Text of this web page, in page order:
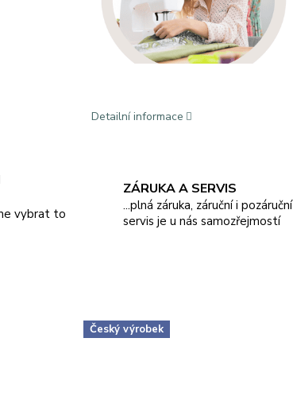
Detailní informace
vybrat to
ZÁRUKA A SERVIS
...plná záruka, záruční i pozáruční
servis je u nás samozřejmostí
Český výrobek